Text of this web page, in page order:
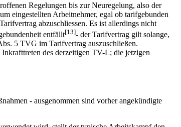
Regelungen bis zur Neuregelung, also der
eingestellten Arbeitnehmer, egal ob tarifgebunden
abzuschliessen. Es ist allerdings nicht
entfällt[13]- der Tarifvertrag gilt solange,
5 TVG im Tarifvertrag auszuschließen.
des derzeitigen TV-L; die jetzigen
- ausgenommen sind vorher angekündigte